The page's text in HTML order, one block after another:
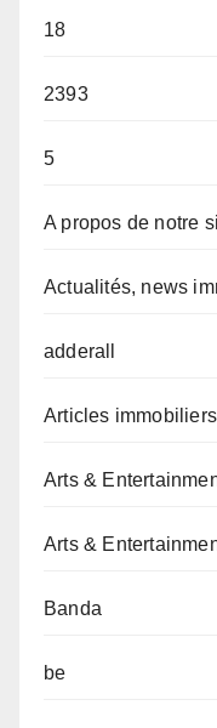
18
2393
5
A propos de notre
Actualités, news
adderall
Articles immobiliers
Arts &
Arts &
Banda
be